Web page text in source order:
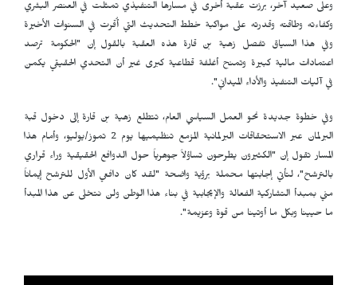
وعلى صعيد آخر، برزت عقبة أخرى في مسارها التنفيذي تمثلت في العنصر البشري
وكفاءته وطاقته وقدرته على مواكبة خطط التحديث التي أُقرت في السنوات الأخيرة
وفي هذا السياق تفصل زهية بن قارة هذه العقبة بالقول إن "الحكومة ترصد
اعتمادات مالية كبيرة وتمنح أغلفة قطاعية كبرى غير أن التحدي الحقيقي يكمن
في آليات التنفيذ والأداء الميداني".
وفي خطوة جديدة نحو العمل السياسي العام، تتطلع زهية بن قارة إلى دخول قبة
البرلمان عبر الاستحقاقات البرلمانية المزمع تنظيميها يوم 2 تموز/يوليو، وأمام هذا
المسار تقول إن "الكثيرون يطرحون تساؤلاً جوهرياً حول الدوافع الحقيقية وراء قراري
بالترشح"، لتأتي إجابتها محملة برؤية واضحة "لقد كان دافعي الأول للترشح إيماناً
مني بمبدأ التشاركية الفعالة والإيجابية في بناء هذا الوطن ولن نتخلى عن هذا المبدأ
ما حيينا وبكل ما أوتينا من قوة وعزيمة".